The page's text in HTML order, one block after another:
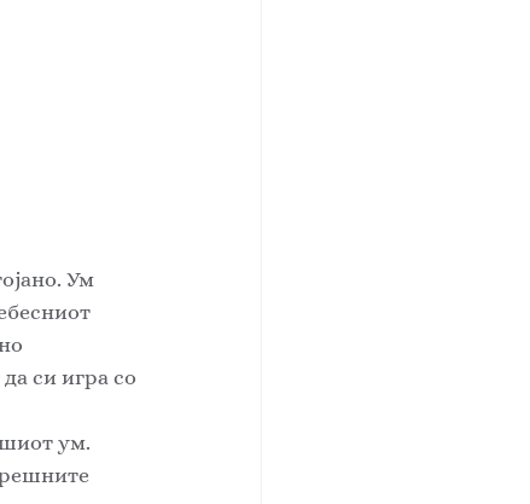
си игра со
ум.